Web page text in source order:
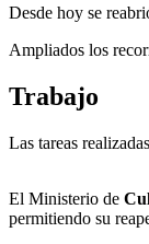
Desde hoy se
Ampliados los
Trabajo
Las tareas
El Ministerio de
permitiendo su